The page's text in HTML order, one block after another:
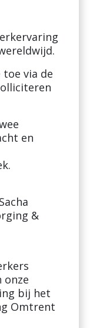
via de
en
&
onze
bij het
Omtrent